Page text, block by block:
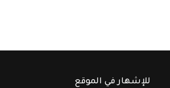
للإشهار في الموقع